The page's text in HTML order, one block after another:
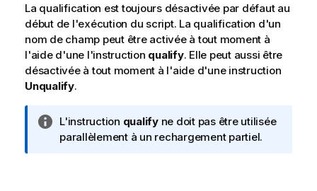
La qualification est toujours désactivée par défaut au
début de l'exécution du script. La qualification d'un
nom de champ peut être activée à tout moment à
l'aide d'une l'instruction qualify. Elle peut aussi être
désactivée à tout moment à l'aide d'une instruction
Unqualify.
N
o
L'instruction qualifyne doit pas être utilisée
parallèlement à un rechargement partiel.